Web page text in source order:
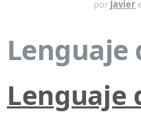
por Javier
Lenguaje
Lenguaje